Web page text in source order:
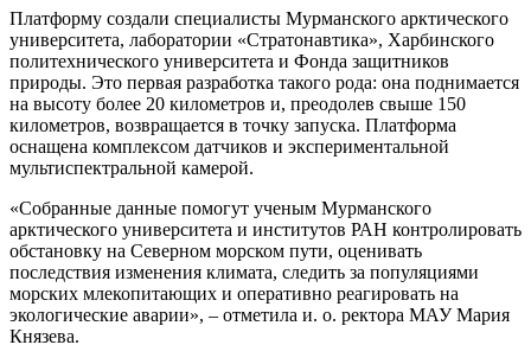
Платформу создали специалисты Мурманского арктического
университета, лаборатории «Стратонавтика», Харбинского
политехнического университета и Фонда защитников
природы. Это первая разработка такого рода: она поднимается
на высоту более 20 километров и, преодолев свыше 150
километров, возвращается в точку запуска. Платформа
оснащена комплексом датчиков и экспериментальной
мультиспектральной камерой.
«Собранные данные помогут ученым Мурманского
арктического университета и институтов РАН контролировать
обстановку на Северном морском пути, оценивать
последствия изменения климата, следить за популяциями
морских млекопитающих и оперативно реагировать на
экологические аварии», – отметила и. о. ректора МАУ Мария
Князева.